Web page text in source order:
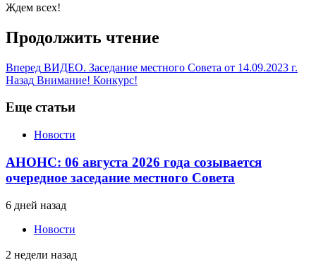
Ждем всех!
Продолжить чтение
Вперед ВИДЕО. Заседание местного Совета от 14.09.2023 г.
Назад Внимание! Конкурс!
Еще статьи
Новости
АНОНС: 06 августа 2026 года созывается
очередное заседание местного Совета
6 дней назад
Новости
2 недели назад